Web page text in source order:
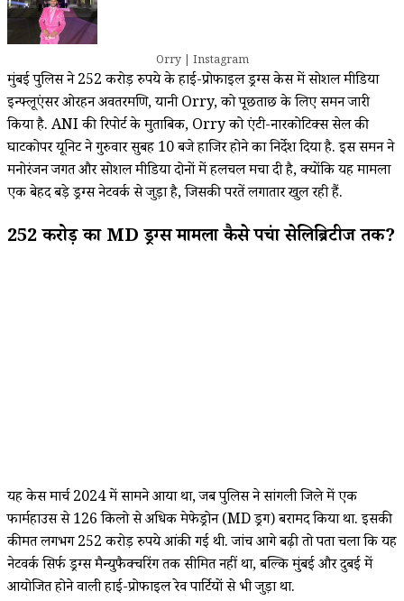
Orry | Instagram
मुंबई पुलिस ने 252 करोड़ रुपये के हाई-प्रोफाइल ड्रग्स केस में सोशल मीडिया
इन्फ्लूएंसर ओरहन अवतरमणि, यानी Orry, को पूछताछ के लिए समन जारी
किया है. ANI की रिपोर्ट के मुताबिक, Orry को एंटी-नारकोटिक्स सेल की
घाटकोपर यूनिट ने गुरुवार सुबह 10 बजे हाजिर होने का निर्देश दिया है. इस समन ने
मनोरंजन जगत और सोशल मीडिया दोनों में हलचल मचा दी है, क्योंकि यह मामला
एक बेहद बड़े ड्रग्स नेटवर्क से जुड़ा है, जिसकी परतें लगातार खुल रही हैं.
252 करोड़ का MD ड्रग्स मामला कैसे पहुंचा सेलिब्रिटीज तक?
यह केस मार्च 2024 में सामने आया था, जब पुलिस ने सांगली जिले में एक
फार्महाउस से 126 किलो से अधिक मेफेड्रोन (MD ड्रग) बरामद किया था. इसकी
कीमत लगभग 252 करोड़ रुपये आंकी गई थी. जांच आगे बढ़ी तो पता चला कि यह
नेटवर्क सिर्फ ड्रग्स मैन्युफैक्चरिंग तक सीमित नहीं था, बल्कि मुंबई और दुबई में
आयोजित होने वाली हाई-प्रोफाइल रेव पार्टियों से भी जुड़ा था.